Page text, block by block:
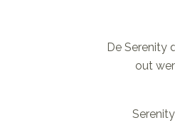
De Serenity
out